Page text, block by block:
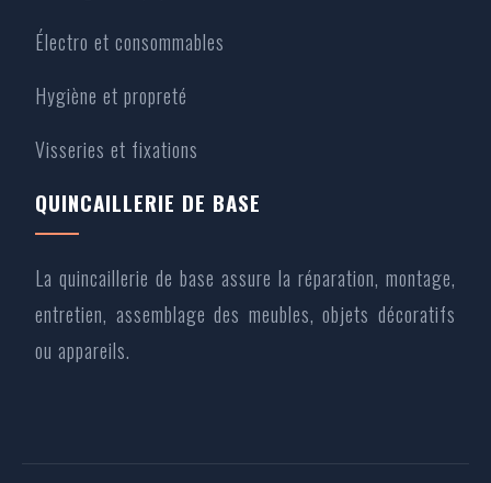
Électro et consommables
Hygiène et propreté
Visseries et fixations
QUINCAILLERIE DE BASE
La quincaillerie de base assure la réparation, montage,
entretien, assemblage des meubles, objets décoratifs
ou appareils.